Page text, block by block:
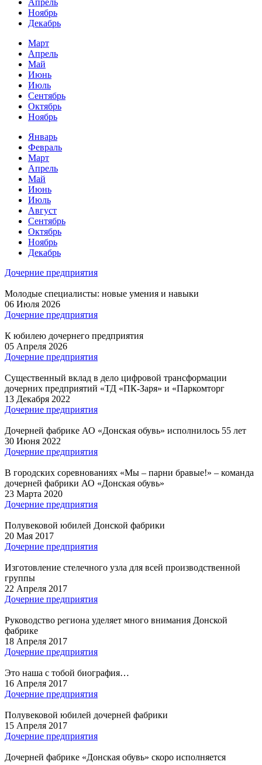
Ноябрь
Декабрь
Март
Апрель
Май
Июнь
Июль
Сентябрь
Октябрь
Ноябрь
Январь
Февраль
Март
Апрель
Май
Июнь
Июль
Август
Сентябрь
Октябрь
Ноябрь
Декабрь
Дочерние предприятия
Молодые специалисты: новые умения и навыки
06 Июля 2026
Дочерние предприятия
К юбилею дочернего предприятия
05 Апреля 2026
Дочерние предприятия
Существенный вклад в дело цифровой трансформации
дочерних предприятий «ТД «ПК-Заря» и «Паркомторг
13 Декабря 2022
Дочерние предприятия
Дочерней фабрике АО «Донская обувь» исполнилось 55 лет
30 Июня 2022
Дочерние предприятия
В городских соревнованиях «Мы – парни бравые!» – команда
дочерней фабрики АО «Донская обувь»
23 Марта 2020
Дочерние предприятия
Полувековой юбилей Донской фабрики
20 Мая 2017
Дочерние предприятия
Изготовление стелечного узла для всей производственной
группы
22 Апреля 2017
Дочерние предприятия
Руководство региона уделяет много внимания Донской
фабрике
18 Апреля 2017
Дочерние предприятия
Это наша с тобой биография…
16 Апреля 2017
Дочерние предприятия
Полувековой юбилей дочерней фабрики
15 Апреля 2017
Дочерние предприятия
Дочерней фабрике «Донская обувь» скоро исполняется